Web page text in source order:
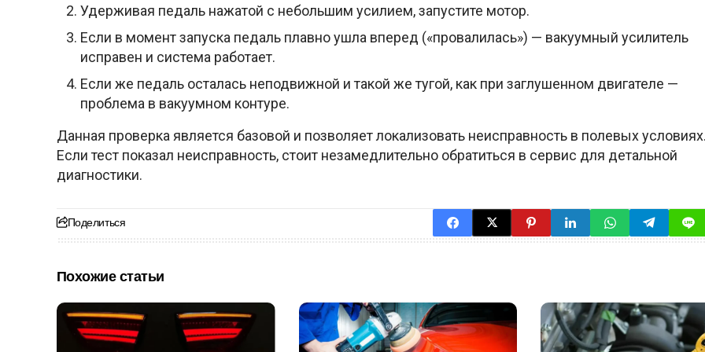
Удерживая педаль нажатой с небольшим усилием, запустите мотор.
Если в момент запуска педаль плавно ушла вперед («провалилась») — вакуумный усилитель
исправен и система работает.
Если же педаль осталась неподвижной и такой же тугой, как при заглушенном двигателе —
проблема в вакуумном контуре.
Данная проверка является базовой и позволяет локализовать неисправность в полевых
Если тест показал неисправность, стоит незамедлительно обратиться в сервис для детальной
диагностики.
Поделиться
Похожие статьи